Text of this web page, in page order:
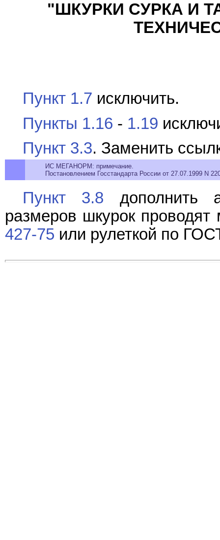
"ШКУРКИ СУРКА И
Пункт 1.7 исключить.
Пункты 1.16 - 1.19
Пункт 3.3. Заменить
ИС МЕГАНОРМ: примечание.
Постановлением Госстандарта России от 27.07.1999 N
Пункт 3.8 дополнить
размеров шкурок
427-75 или рулеткой по